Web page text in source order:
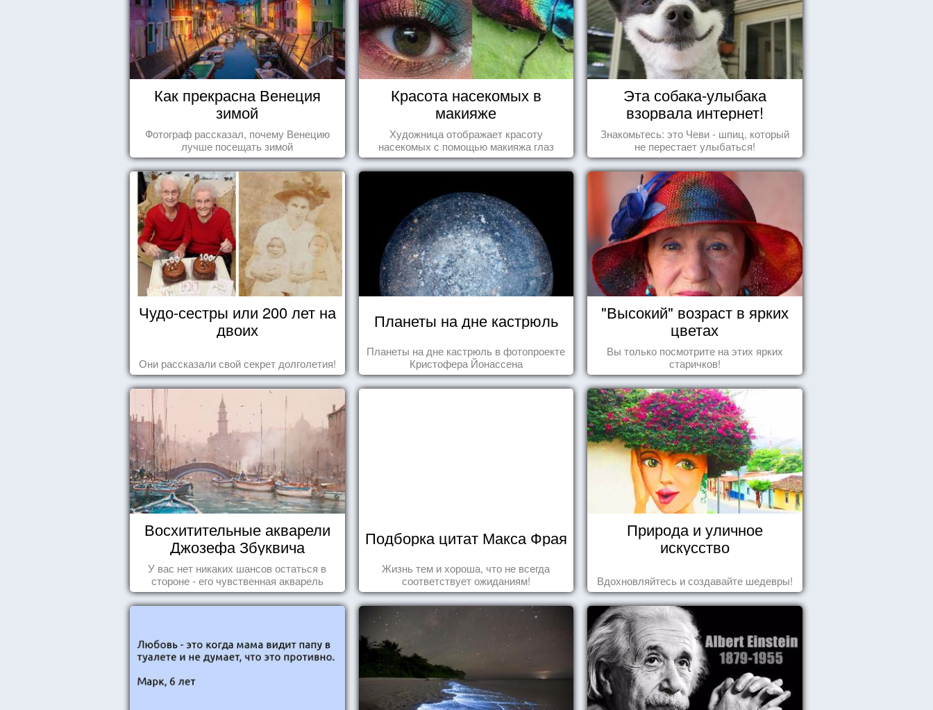
Как прекрасна Венеция
зимой
Фотограф рассказал, почему Венецию
лучше посещать зимой
Красота насекомых в
макияже
Художница отображает красоту
насекомых с помощью макияжа глаз
Эта собака-улыбака
взорвала интернет!
Знакомьтесь: это Чеви - шпиц, который
не перестает улыбаться!
Чудо-сестры или 200 лет на
двоих
Они рассказали свой секрет долголетия!
Планеты на дне кастрюль
Планеты на дне кастрюль в фотопроекте
Кристофера Йонассена
"Высокий" возраст в ярких
цветах
Вы только посмотрите на этих ярких
старичков!
Восхитительные акварели
Джозефа Збуквича
У вас нет никаких шансов остаться в
стороне - его чувственная акварель
покорила жителей всего мира.
Подборка цитат Макса Фрая
Жизнь тем и хороша, что не всегда
соответствует ожиданиям!
Природа и уличное
искусство
Вдохновляйтесь и создавайте шедевры!